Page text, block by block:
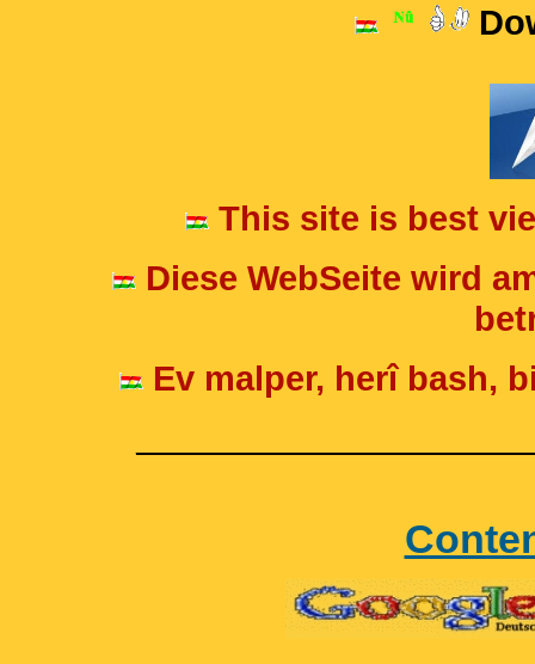
This site is best
Diese WebSeite wird
Ev malper, herî bash,